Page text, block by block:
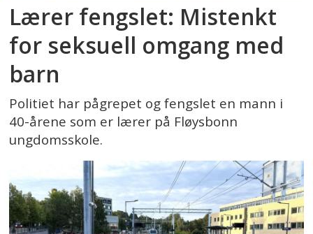
Lærer fengslet: Mistenkt
for seksuell omgang med
barn
Politiet har pågrepet og fengslet en mann i
40-årene som er lærer på Fløysbonn
ungdomsskole.